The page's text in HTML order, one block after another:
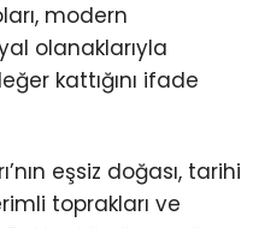
modern
olanaklarıyla
kattığını ifade
eşsiz doğası, tarihi
toprakları ve